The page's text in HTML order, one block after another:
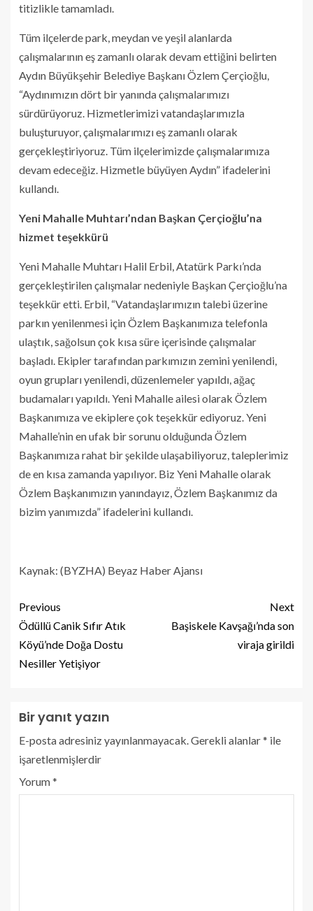
titizlikle tamamladı.
Tüm ilçelerde park, meydan ve yeşil alanlarda
çalışmalarının eş zamanlı olarak devam ettiğini belirten
Aydın Büyükşehir Belediye Başkanı Özlem Çerçioğlu,
“Aydınımızın dört bir yanında çalışmalarımızı
sürdürüyoruz. Hizmetlerimizi vatandaşlarımızla
buluşturuyor, çalışmalarımızı eş zamanlı olarak
gerçekleştiriyoruz. Tüm ilçelerimizde çalışmalarımıza
devam edeceğiz. Hizmetle büyüyen Aydın” ifadelerini
kullandı.
Yeni Mahalle Muhtarı’ndan Başkan Çerçioğlu’na
hizmet teşekkürü
Yeni Mahalle Muhtarı Halil Erbil, Atatürk Parkı’nda
gerçekleştirilen çalışmalar nedeniyle Başkan Çerçioğlu’na
teşekkür etti. Erbil, “Vatandaşlarımızın talebi üzerine
parkın yenilenmesi için Özlem Başkanımıza telefonla
ulaştık, sağolsun çok kısa süre içerisinde çalışmalar
başladı. Ekipler tarafından parkımızın zemini yenilendi,
oyun grupları yenilendi, düzenlemeler yapıldı, ağaç
budamaları yapıldı. Yeni Mahalle ailesi olarak Özlem
Başkanımıza ve ekiplere çok teşekkür ediyoruz. Yeni
Mahalle’nin en ufak bir sorunu olduğunda Özlem
Başkanımıza rahat bir şekilde ulaşabiliyoruz, taleplerimiz
de en kısa zamanda yapılıyor. Biz Yeni Mahalle olarak
Özlem Başkanımızın yanındayız, Özlem Başkanımız da
bizim yanımızda” ifadelerini kullandı.
Kaynak: (BYZHA) Beyaz Haber Ajansı
Previous
Ödüllü Canik Sıfır Atık
Köyü’nde Doğa Dostu
Nesiller Yetişiyor
Next
Başiskele Kavşağı’nda son
viraja girildi
Bir yanıt yazın
E-posta adresiniz yayınlanmayacak. Gerekli alanlar* ile
işaretlenmişlerdir
Yorum*